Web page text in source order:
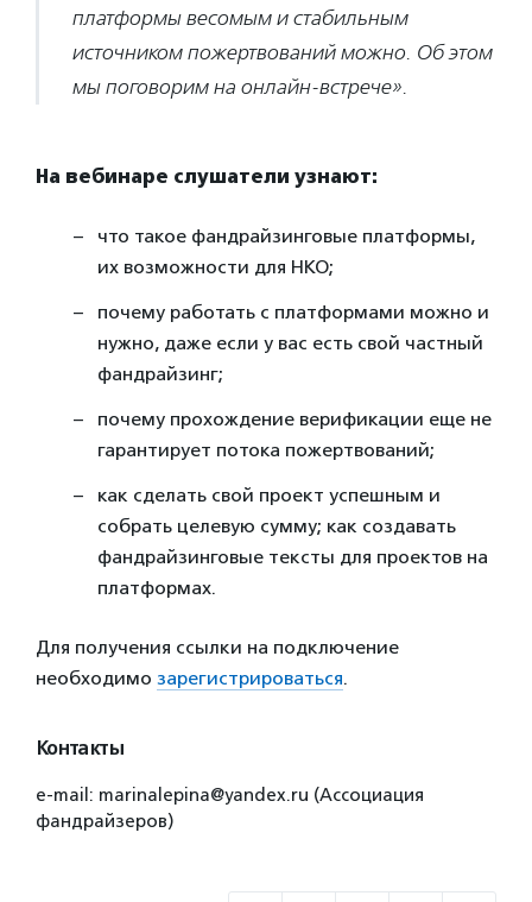
платформы весомым и стабильным
источником пожертвований можно. Об этом
мы поговорим на онлайн-встрече».
На вебинаре слушатели узнают:
что такое фандрайзинговые платформы,
их возможности для НКО;
почему работать с платформами можно и
нужно, даже если у вас есть свой частный
фандрайзинг;
почему прохождение верификации еще не
гарантирует потока пожертвований;
как сделать свой проект успешным и
собрать целевую сумму; как создавать
фандрайзинговые тексты для проектов на
платформах.
Для получения ссылки на подключение
необходимо зарегистрироваться.
Контакты
e-mail: marinalepina@yandex.ru (Ассоциация
фандрайзеров)